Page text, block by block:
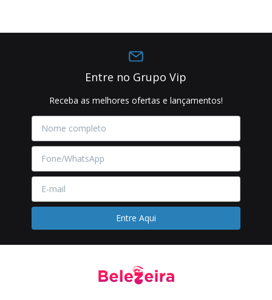
Entre no Grupo Vip
Receba as melhores ofertas e lançamentos!